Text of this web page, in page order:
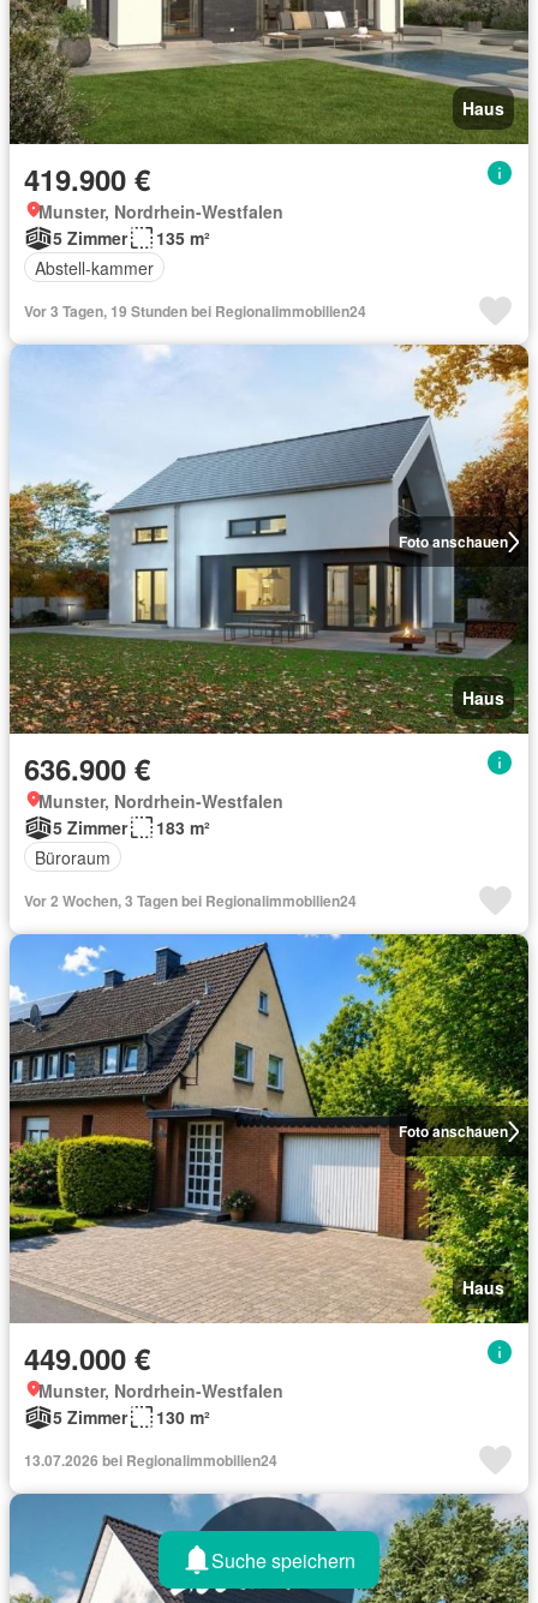
Haus
419.900 €
Munster, Nordrhein-Westfalen
5 Zimmer
135 m²
Abstell-kammer
Vor 3 Tagen, 19 Stunden bei Regionalimmobilien24
Foto anschauen
Haus
636.900 €
Munster, Nordrhein-Westfalen
5 Zimmer
183 m²
Büroraum
Vor 2 Wochen, 3 Tagen bei Regionalimmobilien24
Foto anschauen
Haus
449.000 €
Munster, Nordrhein-Westfalen
5 Zimmer
130 m²
13.07.2026 bei Regionalimmobilien24
Suche speichern